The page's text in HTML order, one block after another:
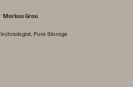
Markus Grau
Pure Storage